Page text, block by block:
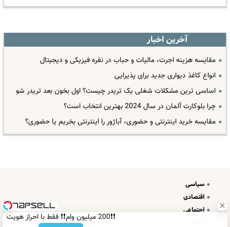
❗❗200 میلیون وام❗❗ فقط با احراز هویت
آخرین اخبار
مقایسه هزینه اجرت، مالیات و حباب در نقره فیزیکی و دیجیتال
انواع کاغذ دیواری جدید برای پذیرایی
اساسی ترین مشکلات شغلی یک تریدر چیست؟ اول بخون بعد تریدر شو
چرا بلوکارت آلمان در سال 2024 بهترین انتخاب است؟
مقایسه خرید اینترنتی و حضوری، آباژور را اینترنتی بخریم یا حضوری؟
سیاسی
اقتصادی
اجتماعی